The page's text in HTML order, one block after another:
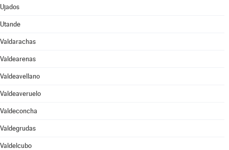
Ujados
Utande
Valdarachas
Valdearenas
Valdeavellano
Valdeaveruelo
Valdeconcha
Valdegrudas
Valdelcubo